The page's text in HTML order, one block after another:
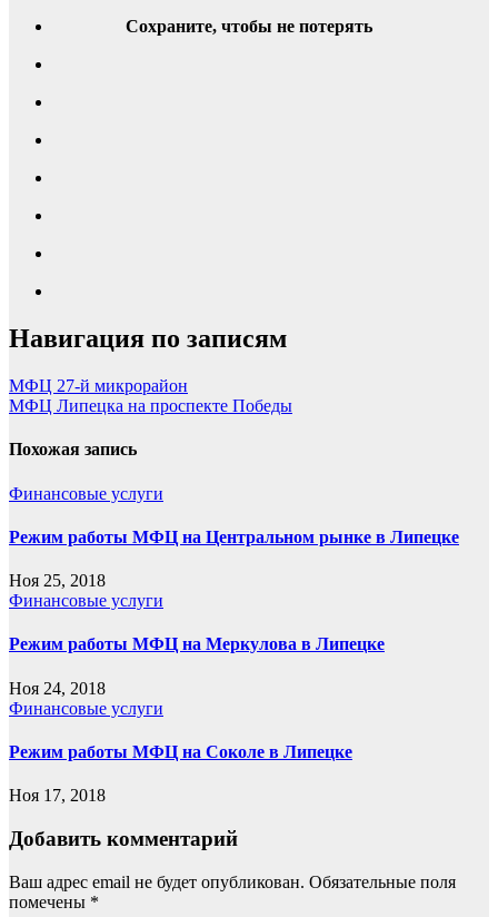
Сохраните, чтобы не потерять
Навигация по записям
МФЦ 27-й микрорайон
МФЦ Липецка на проспекте Победы
Похожая запись
Финансовые услуги
Режим работы МФЦ на Центральном рынке в Липецке
Ноя 25, 2018
Финансовые услуги
Режим работы МФЦ на Меркулова в Липецке
Ноя 24, 2018
Финансовые услуги
Режим работы МФЦ на Соколе в Липецке
Ноя 17, 2018
Добавить комментарий
Ваш адрес email не будет опубликован. Обязательные поля
помечены *